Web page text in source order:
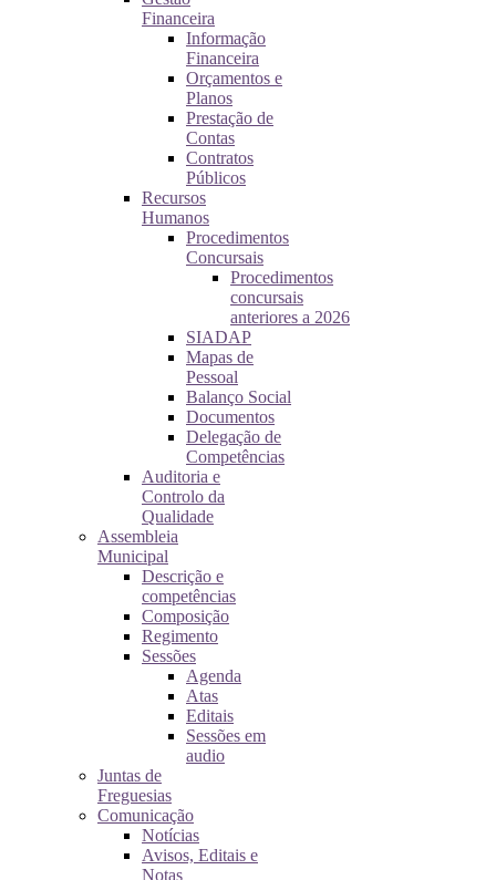
Financeira
Informação
Financeira
Orçamentos e
Planos
Prestação de
Contas
Contratos
Públicos
Recursos
Humanos
Procedimentos
Concursais
Procedimentos
concursais
anteriores a 2026
SIADAP
Mapas de
Pessoal
Balanço Social
Documentos
Delegação de
Competências
Auditoria e
Controlo da
Qualidade
Assembleia
Municipal
Descrição e
competências
Composição
Regimento
Sessões
Agenda
Atas
Editais
Sessões em
audio
Juntas de
Freguesias
Comunicação
Notícias
Avisos, Editais e
Notas